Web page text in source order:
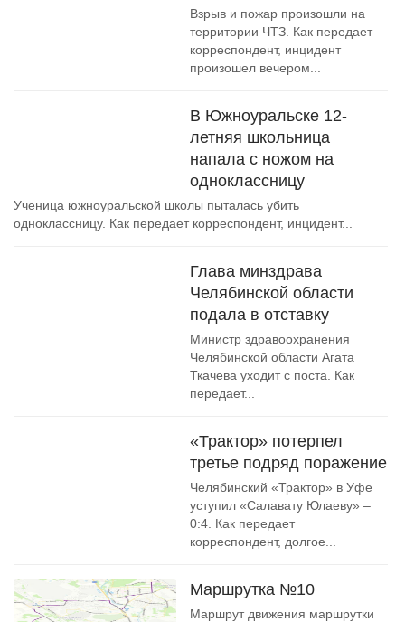
Взрыв и пожар произошли на
территории ЧТЗ. Как передает
корреспондент, инцидент
произошел вечером...
В Южноуральске 12-
летняя школьница
напала с ножом на
одноклассницу
Ученица южноуральской школы пыталась убить
одноклассницу. Как передает корреспондент, инцидент...
Глава минздрава
Челябинской области
подала в отставку
Министр здравоохранения
Челябинской области Агата
Ткачева уходит с поста. Как
передает...
«Трактор» потерпел
третье подряд поражение
Челябинский «Трактор» в Уфе
уступил «Салавату Юлаеву» –
0:4. Как передает
корреспондент, долгое...
Маршрутка №10
Маршрут движения маршрутки